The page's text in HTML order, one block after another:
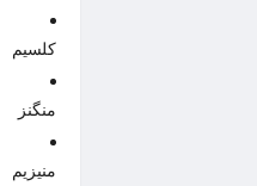
کلسیم
منگنز
منیزیم